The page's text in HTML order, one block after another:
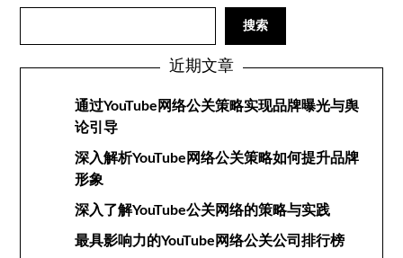
搜索
近期文章
通过YouTube网络公关策略实现品牌曝光与舆
论引导
深入解析YouTube网络公关策略如何提升品牌
形象
深入了解YouTube公关网络的策略与实践
最具影响力的YouTube网络公关公司排行榜